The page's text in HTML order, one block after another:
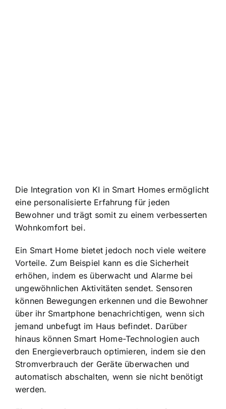
Die Integration von KI in Smart Homes ermöglicht
eine personalisierte Erfahrung für jeden
Bewohner und trägt somit zu einem verbesserten
Wohnkomfort bei.
Ein Smart Home bietet jedoch noch viele weitere
Vorteile. Zum Beispiel kann es die Sicherheit
erhöhen, indem es überwacht und Alarme bei
ungewöhnlichen Aktivitäten sendet. Sensoren
können Bewegungen erkennen und die Bewohner
über ihr Smartphone benachrichtigen, wenn sich
jemand unbefugt im Haus befindet. Darüber
hinaus können Smart Home-Technologien auch
den Energieverbrauch optimieren, indem sie den
Stromverbrauch der Geräte überwachen und
automatisch abschalten, wenn sie nicht benötigt
werden.